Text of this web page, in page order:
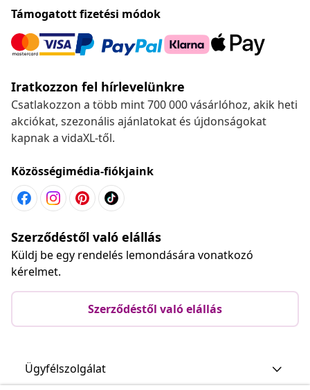
Támogatott fizetési módok
Iratkozzon fel hírlevelünkre
Csatlakozzon a több mint 700 000 vásárlóhoz, akik heti
akciókat, szezonális ajánlatokat és újdonságokat
kapnak a vidaXL-től.
Közösségimédia-fiókjaink
Szerződéstől való elállás
Küldj be egy rendelés lemondására vonatkozó
kérelmet.
Szerződéstől való elállás
Ügyfélszolgálat